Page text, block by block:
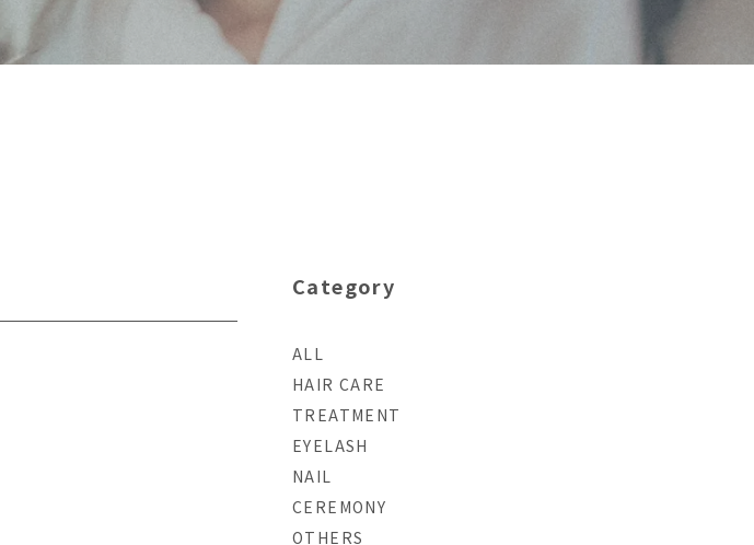
Category
ALL
HAIR CARE
TREATMENT
EYELASH
NAIL
CEREMONY
OTHERS